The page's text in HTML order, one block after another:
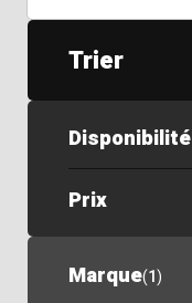
Trier
Disponibilité
Prix
Marque(1)